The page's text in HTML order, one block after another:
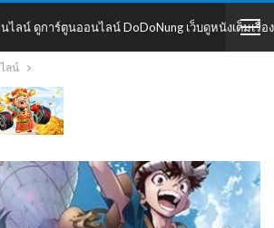
ลน์ ดูการ์ตูนออนไลน์ DoDoNung เว็บดูหนังเต็มเรื่อง
ลน์